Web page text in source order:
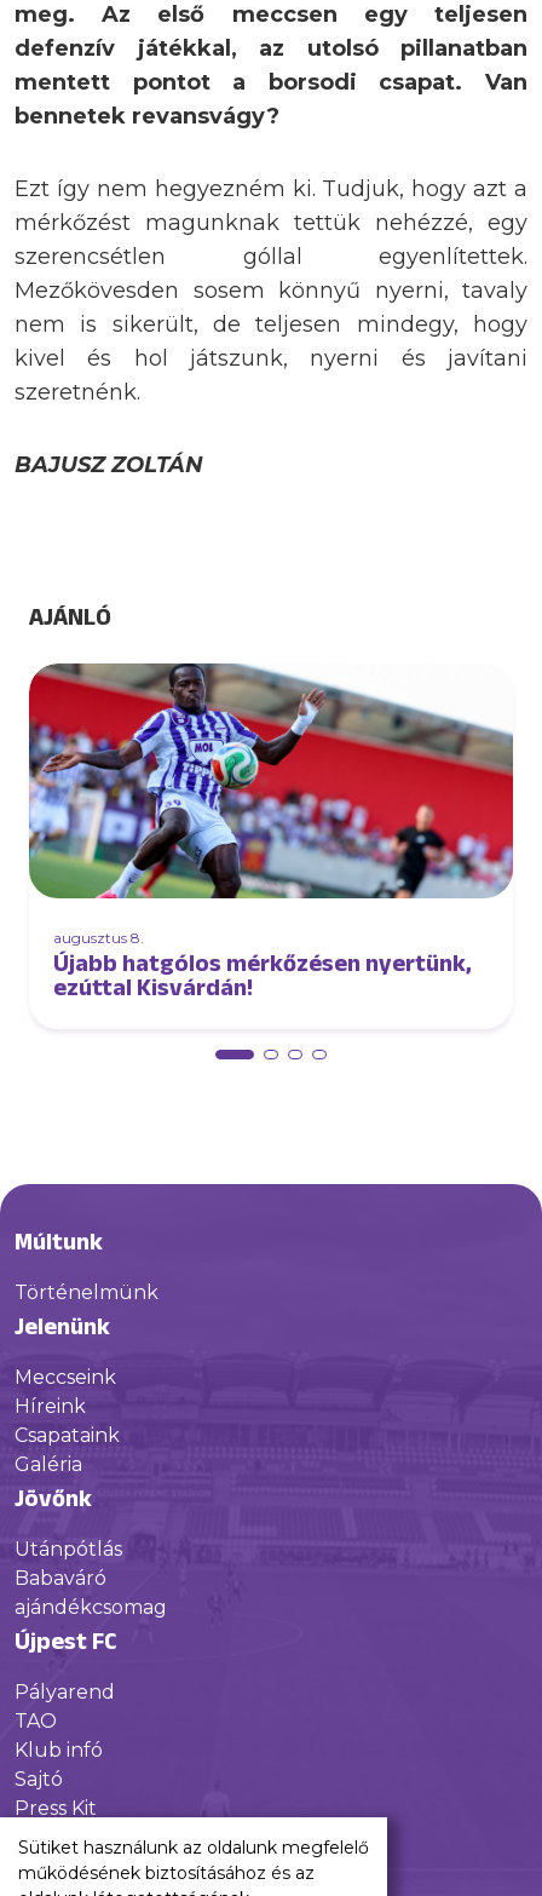
meg. Az első meccsen egy teljesen
defenzív játékkal, az utolsó pillanatban
mentett pontot a borsodi csapat. Van
bennetek revansvágy?
Ezt így nem hegyezném ki. Tudjuk, hogy azt a
mérkőzést magunknak tettük nehézzé, egy
szerencsétlen góllal egyenlítettek.
Mezőkövesden sosem könnyű nyerni, tavaly
nem is sikerült, de teljesen mindegy, hogy
kivel és hol játszunk, nyerni és javítani
szeretnénk.
BAJUSZ ZOLTÁN
AJÁNLÓ
augusztus 8.
Újabb hatgólos mérkőzésen nyertünk,
ezúttal Kisvárdán!
Múltunk
Történelmünk
Jelenünk
Meccseink
Híreink
Csapataink
Galéria
Jövőnk
Utánpótlás
Babaváró
ajándékcsomag
Újpest FC
Pályarend
TAO
Klub infó
Sajtó
Press Kit
Újpest FC Shop
Digitális felületeink
Sütiket használunk az oldalunk megfelelő
működésének biztosításához és az